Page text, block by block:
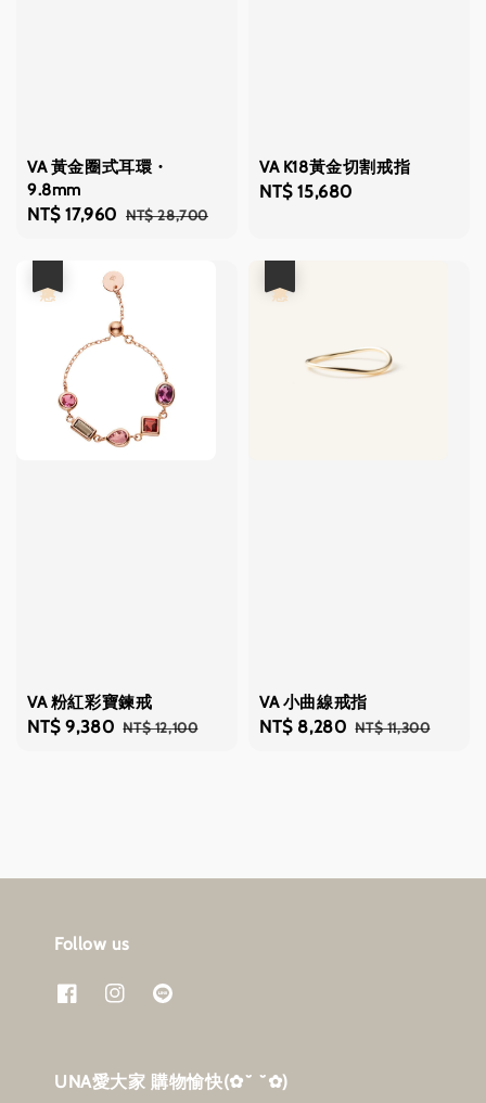
VA 黃金圈式耳環・
9.8mm
Sale
NT$ 17,960 Regular
NT$ 28,700
VA K18黃金切割戒指
Regular
NT$ 15,680
VA 粉紅彩寶鍊戒
Sale
NT$ 9,380 Regular
NT$ 12,100
VA 小曲線戒指
Sale
NT$ 8,280 Regular
NT$ 11,300
Follow us
UNA愛大家 購物愉快‎(✿˘ ˘✿)